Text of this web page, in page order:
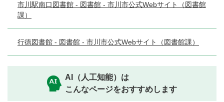
市川駅南口図書館 - 図書館 - 市川市公式Webサイト（図書館
課）
行徳図書館 - 図書館 - 市川市公式Webサイト（図書館課）
AI（人工知能）は
こんなページをおすすめします